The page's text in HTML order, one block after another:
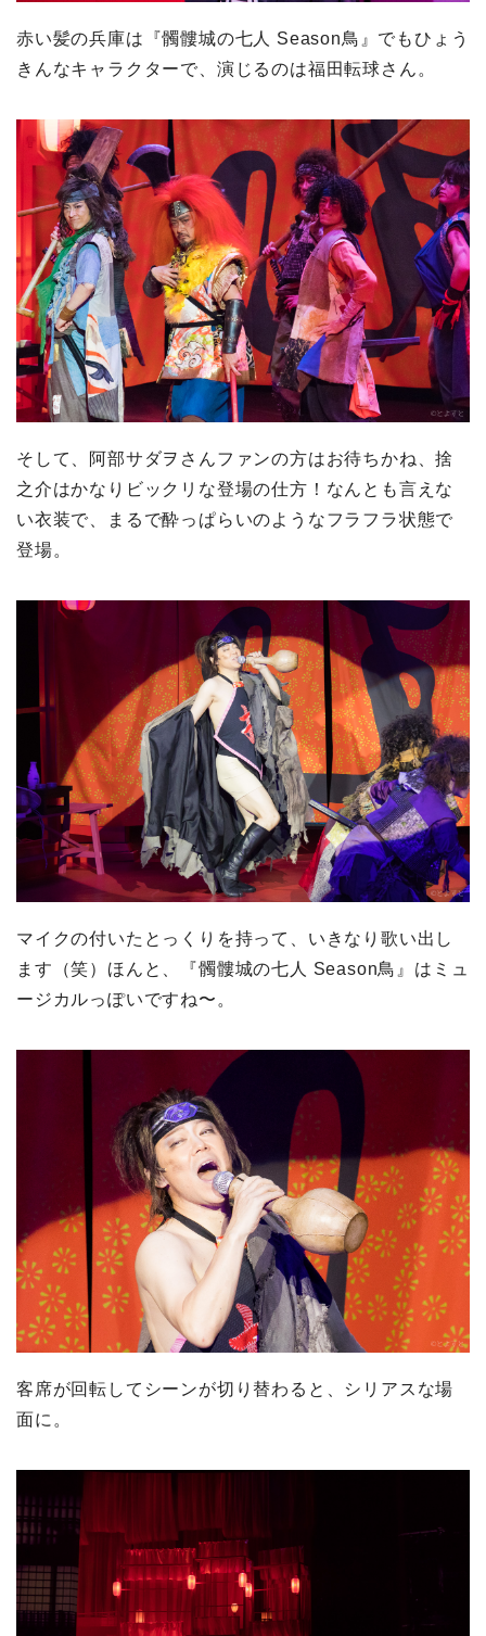
赤い髪の兵庫は『髑髏城の七人 Season鳥』でもひょう
きんなキャラクターで、演じるのは福田転球さん。
そして、阿部サダヲさんファンの方はお待ちかね、捨
之介はかなりビックリな登場の仕方！なんとも言えな
い衣装で、まるで酔っぱらいのようなフラフラ状態で
登場。
マイクの付いたとっくりを持って、いきなり歌い出し
ます（笑）ほんと、『髑髏城の七人 Season鳥』はミュ
ージカルっぽいですね〜。
客席が回転してシーンが切り替わると、シリアスな場
面に。